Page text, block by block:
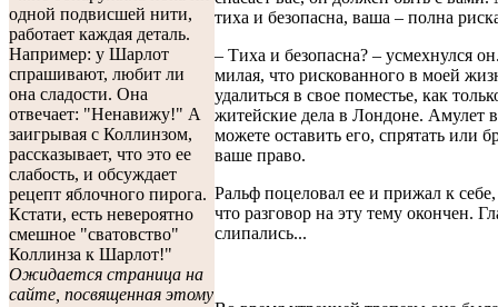
одной подвисшей нити,
работает каждая деталь.
Например: у Шарлот
спрашивают, любит ли
она сладости. Она
отвечает: "Ненавижу!" А
заигрывая с Коллинзом,
рассказывает, что это ее
слабость, и обсуждает
рецепт яблочного пирога.
Кстати, есть невероятно
смешное "сватовство"
Коллинза к Шарлот!"
Ожидается страница на
сайте, посвященная этому
тиха и безопасна, ваша – полна
– Тиха и безопасна? – усмехнулся
милая, что рискованного в моей
удалиться в свое поместье, как
житейские дела в Лондоне. Амулет
можете оставить его, спрятать или
ваше право.
Ральф поцеловал ее и прижал к себе,
что разговор на эту тему окончен.
слипались...